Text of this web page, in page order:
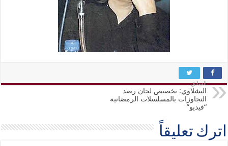
السابق
البشلاوي: تخصيص لجان رصد
التجاوزات بالمسلسلات الرمضانية
“فيديو”
اترك تعليقاً